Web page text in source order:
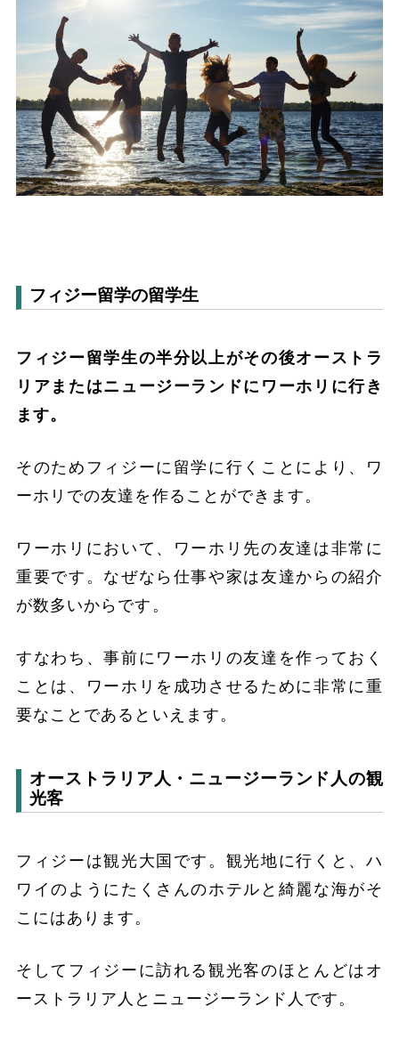
フィジー留学の留学生
フィジー留学生の半分以上がその後オーストラ
リアまたはニュージーランドにワーホリに行き
ます。
そのためフィジーに留学に行くことにより、ワ
ーホリでの友達を作ることができます。
ワーホリにおいて、ワーホリ先の友達は非常に
重要です。なぜなら仕事や家は友達からの紹介
が数多いからです。
すなわち、事前にワーホリの友達を作っておく
ことは、ワーホリを成功させるために非常に重
要なことであるといえます。
オーストラリア人・ニュージーランド人の観
光客
フィジーは観光大国です。観光地に行くと、ハ
ワイのようにたくさんのホテルと綺麗な海がそ
こにはあります。
そしてフィジーに訪れる観光客のほとんどはオ
ーストラリア人とニュージーランド人です。